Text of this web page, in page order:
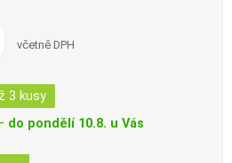
včetně DPH
3 kusy
do pondělí 10.8. u Vás